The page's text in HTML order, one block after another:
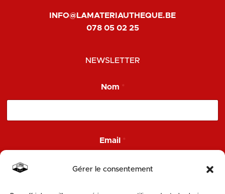
Gérer le consentement
INFO@LAMATERIAUTHEQUE.BE
078 05 02 25
NEWSLETTER
N
o
Nom *
Email *